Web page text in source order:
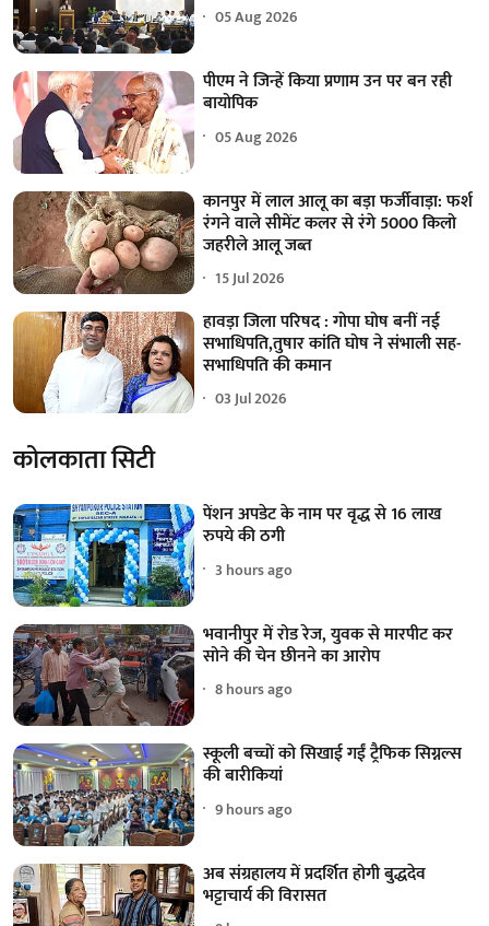
05 Aug 2026
पीएम ने जिन्हें किया प्रणाम उन पर बन रही
बायोपिक
05 Aug 2026
कानपुर में लाल आलू का बड़ा फर्जीवाड़ा: फर्श
रंगने वाले सीमेंट कलर से रंगे 5000 किलो
जहरीले आलू जब्त
15 Jul 2026
हावड़ा जिला परिषद : गोपा घोष बनीं नई
सभाधिपति,तुषार कांति घोष ने संभाली सह-
सभाधिपति की कमान
03 Jul 2026
कोलकाता सिटी
पेंशन अपडेट के नाम पर वृद्ध से 16 लाख
रुपये की ठगी
3 hours ago
भवानीपुर में रोड रेज, युवक से मारपीट कर
सोने की चेन छीनने का आरोप
8 hours ago
स्कूली बच्चों को सिखाई गईं ट्रैफिक सिग्नल्स
की बारीकियां
9 hours ago
अब संग्रहालय में प्रदर्शित होगी बुद्धदेव
भट्टाचार्य की विरासत